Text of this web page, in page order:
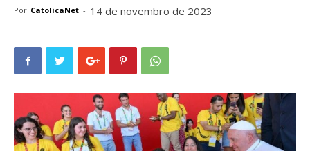
Por CatolicaNet - 14 de novembro de 2023